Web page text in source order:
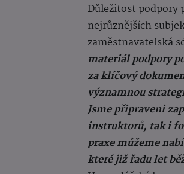
Důležitost podpory
nejrůznějších
zaměstnavatelská
materiál podpory
za klíčový
významnou
Jsme připraveni
instruktorů, tak i
praxe můžeme
které již řadu let